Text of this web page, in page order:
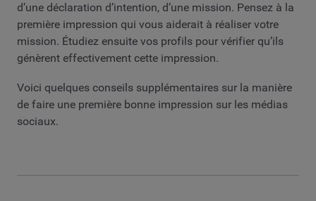
d’une déclaration d’intention, d’une mission. Pensez à la
première impression qui vous aiderait à réaliser votre
mission. Étudiez ensuite vos profils pour vérifier qu’ils
génèrent effectivement cette impression.
Voici quelques conseils supplémentaires sur la manière
de faire une première bonne impression sur les médias
sociaux.